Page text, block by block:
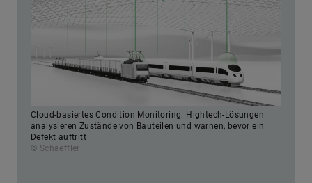
Cloud-basiertes Condition Monitoring: Hightech-Lösungen
analysieren Zustände von Bauteilen und warnen, bevor ein
Defekt auftritt
© Schaeffler